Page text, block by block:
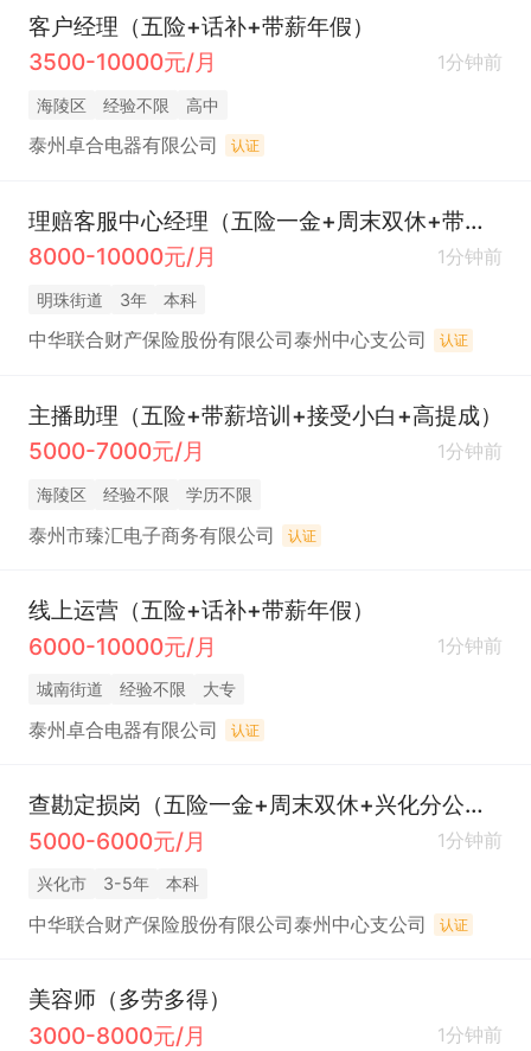
客户经理（五险+话补+带薪年假）
3500-10000元/月
1分钟前
海陵区 经验不限 高中
泰州卓合电器有限公司 认证
理赔客服中心经理（五险一金+周末双休+带薪年假）
8000-10000元/月
1分钟前
明珠街道 3年 本科
中华联合财产保险股份有限公司泰州中心支公司 认证
主播助理（五险+带薪培训+接受小白+高提成）
5000-7000元/月
1分钟前
海陵区 经验不限 学历不限
泰州市臻汇电子商务有限公司 认证
线上运营（五险+话补+带薪年假）
6000-10000元/月
1分钟前
城南街道 经验不限 大专
泰州卓合电器有限公司 认证
查勘定损岗（五险一金+周末双休+兴化分公司）
5000-6000元/月
1分钟前
兴化市 3-5年 本科
中华联合财产保险股份有限公司泰州中心支公司 认证
美容师（多劳多得）
3000-8000元/月
1分钟前